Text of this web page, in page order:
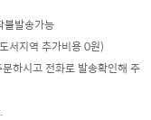
불발송가능
서지역 추가비용 0원)
하시고 전화로 발송확인해 주